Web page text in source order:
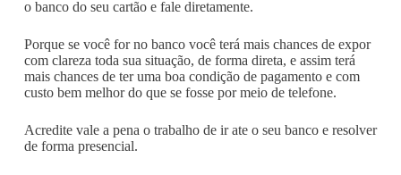
o banco do seu cartão e fale diretamente.
Porque se você for no banco você terá mais chances de expor
com clareza toda sua situação, de forma direta, e assim terá
mais chances de ter uma boa condição de pagamento e com
custo bem melhor do que se fosse por meio de telefone.
Acredite vale a pena o trabalho de ir ate o seu banco e resolver
de forma presencial.